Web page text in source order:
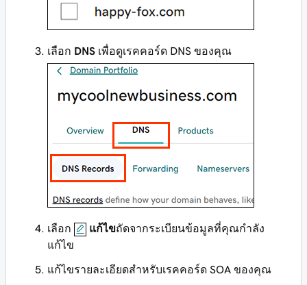
เลือก DNS เพื่อดูเรคคอร์ด DNS ของคุณ
เลือก แก้ไขถัดจากระเบียนข้อมูลที่คุณกำลัง
แก้ไข
แก้ไขรายละเอียดสำหรับเรคคอร์ด SOA ของคุณ